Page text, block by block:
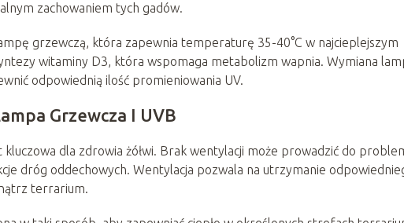
zachowaniem tych gadów.
grzewczą, która zapewnia temperaturę 35-40°C w najcieplejszym
witaminy D3, która wspomaga metabolizm wapnia. Wymiana
odpowiednią ilość promieniowania UV.
Grzewcza I UVB
dla zdrowia żółwi. Brak wentylacji może prowadzić do
dróg oddechowych. Wentylacja pozwala na utrzymanie
terrarium.